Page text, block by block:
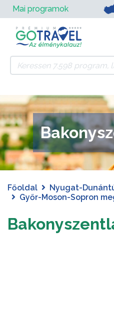
Mai programok
Főoldal
Nyugat-
Győr-Moson-Sopron